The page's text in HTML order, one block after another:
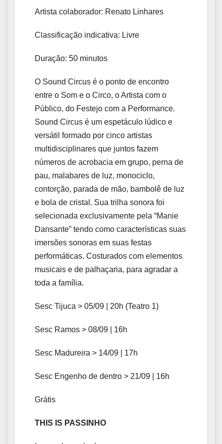
Artista colaborador: Renato Linhares
Classificação indicativa: Livre
Duração: 50 minutos
O Sound Circus é o ponto de encontro
entre o Som e o Circo, o Artista com o
Público, do Festejo com a Performance.
Sound Circus é um espetáculo lúdico e
versátil formado por cinco artistas
multidisciplinares que juntos fazem
números de acrobacia em grupo, perna de
pau, malabares de luz, monociclo,
contorção, parada de mão, bambolê de luz
e bola de cristal. Sua trilha sonora foi
selecionada exclusivamente pela “Manie
Dansante” tendo como características suas
imersões sonoras em suas festas
performáticas. Costurados com elementos
musicais e de palhaçaria, para agradar a
toda a família.
Sesc Tijuca > 05/09 | 20h (Teatro 1)
Sesc Ramos > 08/09 | 16h
Sesc Madureira > 14/09 | 17h
Sesc Engenho de dentro > 21/09 | 16h
Grátis
THIS IS PASSINHO